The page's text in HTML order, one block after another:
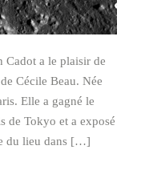
Cadot a le plaisir de
Cécile Beau. Née
Elle a gagné le
de Tokyo et a exposé
du lieu dans […]